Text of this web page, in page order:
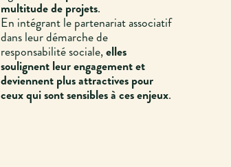
multitude de projets.
En intégrant le partenariat associatif
dans leur démarche de
responsabilité sociale,elles
soulignent leur engagement et
deviennent plus attractives pour
ceux qui sont sensibles à ces enjeux.